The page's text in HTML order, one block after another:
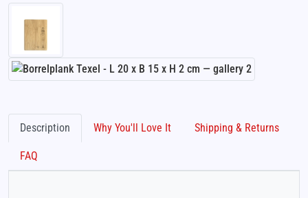
Description Why You'll Love It Shipping & Returns
FAQ